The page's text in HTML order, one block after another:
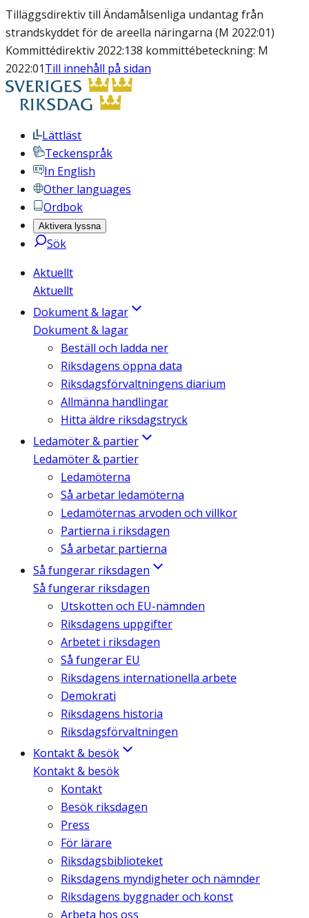
Tilläggsdirektiv till Ändamålsenliga undantag från
strandskyddet för de areella näringarna (M 2022:01)
Kommittédirektiv 2022:138 kommittébeteckning: M
2022:01Till innehåll på sidan
Lättläst
Teckenspråk
In English
Other languages
Ordbok
Aktivera lyssna
Sök
Aktuellt
Aktuellt
Dokument & lagar
Dokument & lagar
Beställ och ladda ner
Riksdagens öppna data
Riksdagsförvaltningens diarium
Allmänna handlingar
Hitta äldre riksdagstryck
Ledamöter & partier
Ledamöter & partier
Ledamöterna
Så arbetar ledamöterna
Ledamöternas arvoden och villkor
Partierna i riksdagen
Så arbetar partierna
Så fungerar riksdagen
Så fungerar riksdagen
Utskotten och EU-nämnden
Riksdagens uppgifter
Arbetet i riksdagen
Så fungerar EU
Riksdagens internationella arbete
Demokrati
Riksdagens historia
Riksdagsförvaltningen
Kontakt & besök
Kontakt & besök
Kontakt
Besök riksdagen
Press
För lärare
Riksdagsbiblioteket
Riksdagens myndigheter och nämnder
Riksdagens byggnader och konst
Arbeta hos oss